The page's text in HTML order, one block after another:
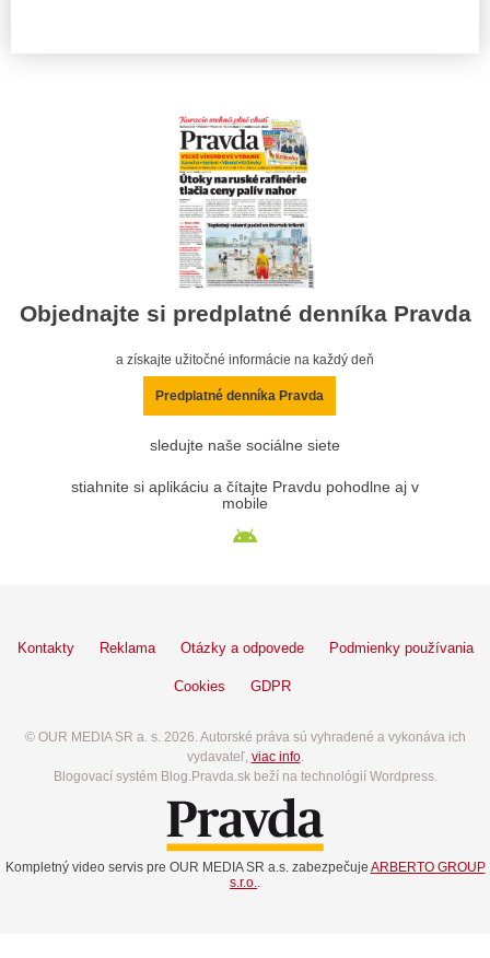
Objednajte si predplatné denníka Pravda
a získajte užitočné informácie na každý deň
Predplatné denníka Pravda
sledujte naše sociálne siete
stiahnite si aplikáciu a čítajte Pravdu pohodlne aj v
mobile
Kontakty Reklama Otázky a odpovede Podmienky používania
Cookies GDPR
© OUR MEDIA SR a. s. 2026. Autorské práva sú vyhradené a vykonáva ich
vydavateľ, viac info.
Blogovací systém Blog.Pravda.sk beží na technológií Wordpress.
Kompletný video servis pre OUR MEDIA SR a.s. zabezpečuje ARBERTO GROUP
s.r.o..